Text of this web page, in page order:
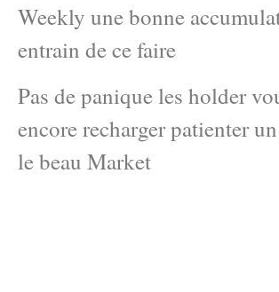
Weekly une bonne
entrain de ce faire
Pas de panique les holder
encore recharger patienter
le beau Market